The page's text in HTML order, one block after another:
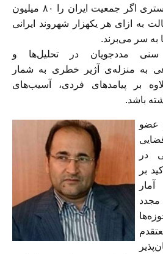
بر اساس آمار وزیر دادگستری اگر جمعیت ایران را ۸۰ میلیون
به ازای هر یکهزار شهروند ایرانی
مددجویان در تحلیل‌ها و
به منزله‌ی آژیر خطری به شمار
بر پیامدهای فردی، آسیب‌های
باشد.
عضو
در
بر
مجدد